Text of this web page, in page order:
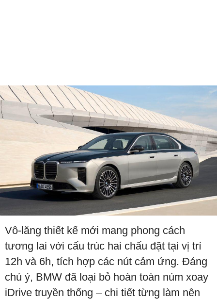
Vô-lăng thiết kế mới mang phong cách
tương lai với cấu trúc hai chấu đặt tại vị trí
12h và 6h, tích hợp các nút cảm ứng. Đáng
chú ý, BMW đã loại bỏ hoàn toàn núm xoay
iDrive truyền thống – chi tiết từng làm nên